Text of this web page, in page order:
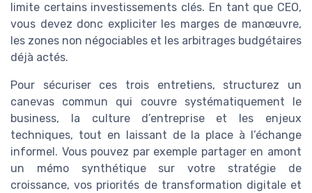
limite certains investissements clés. En tant que CEO,
vous devez donc expliciter les marges de manœuvre,
les zones non négociables et les arbitrages budgétaires
déjà actés.
Pour sécuriser ces trois entretiens, structurez un
canevas commun qui couvre systématiquement le
business, la culture d’entreprise et les enjeux
techniques, tout en laissant de la place à l’échange
informel. Vous pouvez par exemple partager en amont
un mémo synthétique sur votre stratégie de
croissance, vos priorités de transformation digitale et